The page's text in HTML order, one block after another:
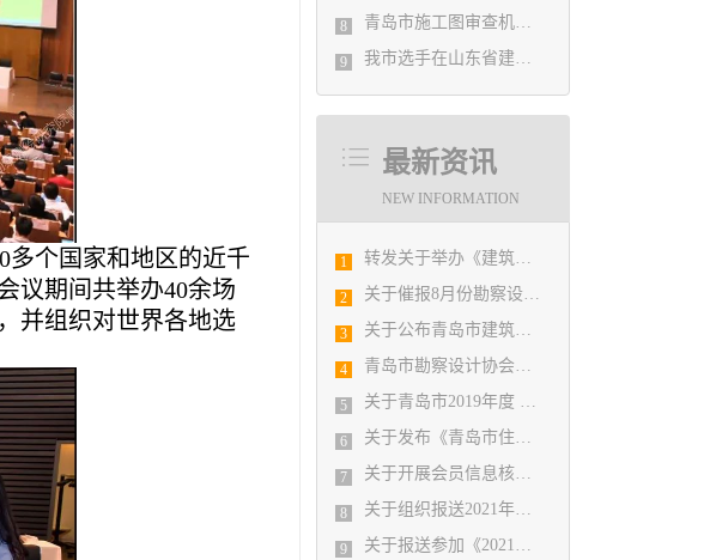
8 青岛市施工图审查机构第八次联席会议成功举办
9 我市选手在山东省建筑设计BIM技术应用技能竞赛取得佳绩
最新资讯
NEW INFORMATION
1 转发关于举办《建筑电气与智能化通用规范》 GB55024-2022公益宣贯的通知
2 关于催报8月份勘察设计经济形势月报的通知
3 关于公布青岛市建筑设计BIM技术应用技能选拔赛获奖结果的通知
4 青岛市勘察设计协会暨施工图审查公司2019年度工作总结会议顺利召开
5 关于青岛市2019年度 优秀企业、优秀企业管理者、先进工作者评选结果公示的通知
6 关于发布《青岛市住宅设计质量提升指引》 的通知
7 关于开展会员信息核对工作的通知
8 关于组织报送2021年度山东省工程建设（勘察设计） 优秀QC小组的通知
9 关于报送参加《2021年度山东省优秀工程勘察设计成果竞赛》有关事宜的通知
多个国家和地区的近千
议期间共举办40余场
并组织对世界各地选